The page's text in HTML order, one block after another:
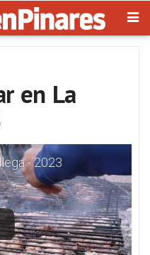
en La
- 2023